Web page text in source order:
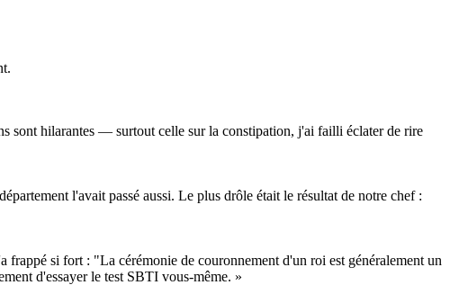
sont hilarantes — surtout celle sur la constipation, j'ai failli éclater de rire
l'avait passé aussi. Le plus drôle était le résultat de notre chef :
si fort : "La cérémonie de couronnement d'un roi est généralement un
d'essayer le test SBTI vous-même. »